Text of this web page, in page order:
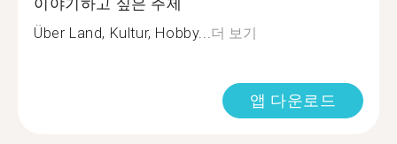
이야기하고 싶은 주제
Über Land, Kultur, Hobby...더 보기
앱 다운로드